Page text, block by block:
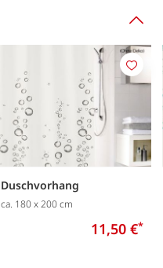
Duschvorhang
ca. 180 x 200 cm
11,50 €*